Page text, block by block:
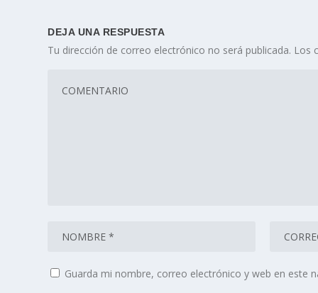
DEJA UNA RESPUESTA
Tu dirección de correo electrónico no será publicada. Los
Guarda mi nombre, correo electrónico y web en este